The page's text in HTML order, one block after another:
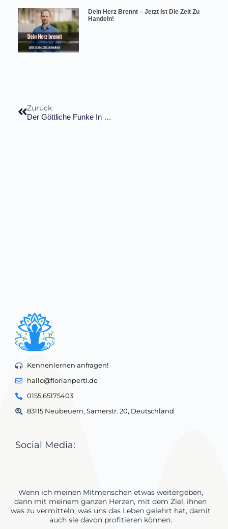
Dein Herz Brennt – Jetzt Ist Die Zeit Zu
Handeln!
Zurück
Der Göttliche Funke In Dir: Warum Deine Suche Im Außen Heute Endet
Kennenlernen anfragen!
hallo@florianpertl.de
0155 65175403
83115 Neubeuern, Samerstr. 20, Deutschland
Social Media:
Wenn ich meinen Mitmenschen etwas weitergeben,
dann mit meinem ganzen Herzen, mit dem Ziel, ihnen
was zu vermitteln, was uns das Leben gelehrt hat, damit
auch sie davon profitieren können.